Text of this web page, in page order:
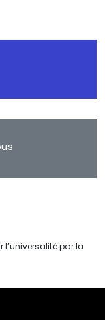
l’universalité par la